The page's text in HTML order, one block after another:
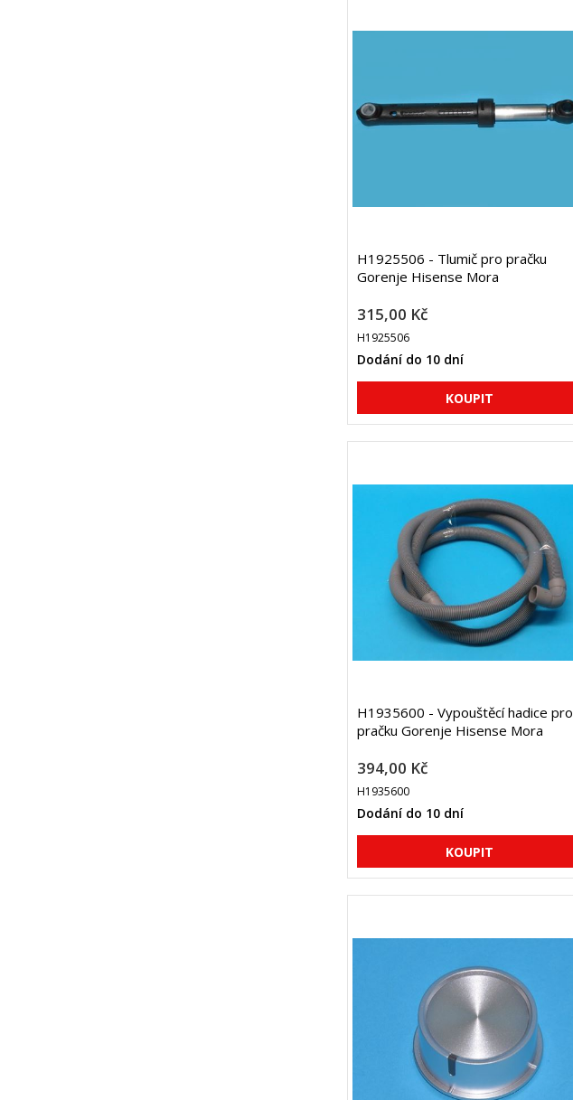
H1925506 - Tlumič pro pračku
Gorenje Hisense Mora
315,00 Kč
H1925506
Dodání do 10 dní
H1935600 - Vypouštěcí hadice pro
pračku Gorenje Hisense Mora
394,00 Kč
H1935600
Dodání do 10 dní